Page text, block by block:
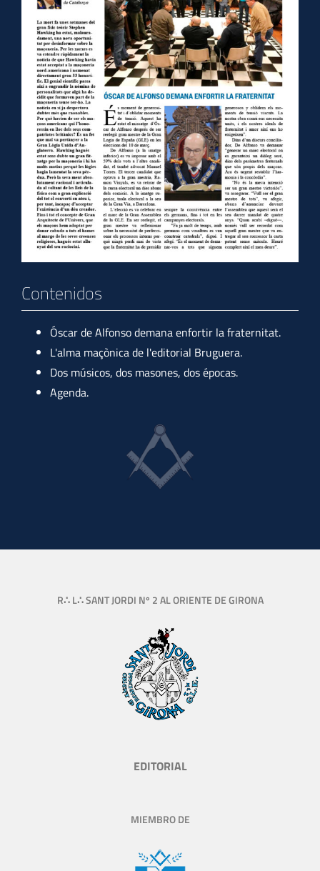
Contenidos
Óscar de Alfonso demana enfortir la fraternitat.
L'alma maçònica de l'editorial Bruguera.
Dos músicos, dos masones, dos épocas.
Agenda.
R∴ L∴ SANT JORDI Nº 2 AL ORIENTE DE GIRONA
EDITORIAL
MIEMBRO DE